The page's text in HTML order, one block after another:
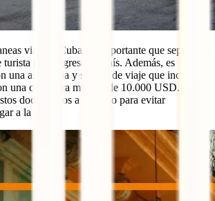
viajar a Cuba, es importante que sepas que
turista para ingresar al país. Además, es
una asistencia y seguro de viaje que incluya
una cobertura mínima de 10.000 USD.
documentos a la mano para evitar
a la isla.